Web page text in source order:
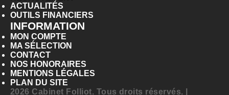
ACTUALITÉS
OUTILS FINANCIERS
INFORMATION
MON COMPTE
MA SÉLECTION
CONTACT
NOS HONORAIRES
MENTIONS LÉGALES
PLAN DU SITE
2026 Cabinet Folliot. Tous droits réservés. |